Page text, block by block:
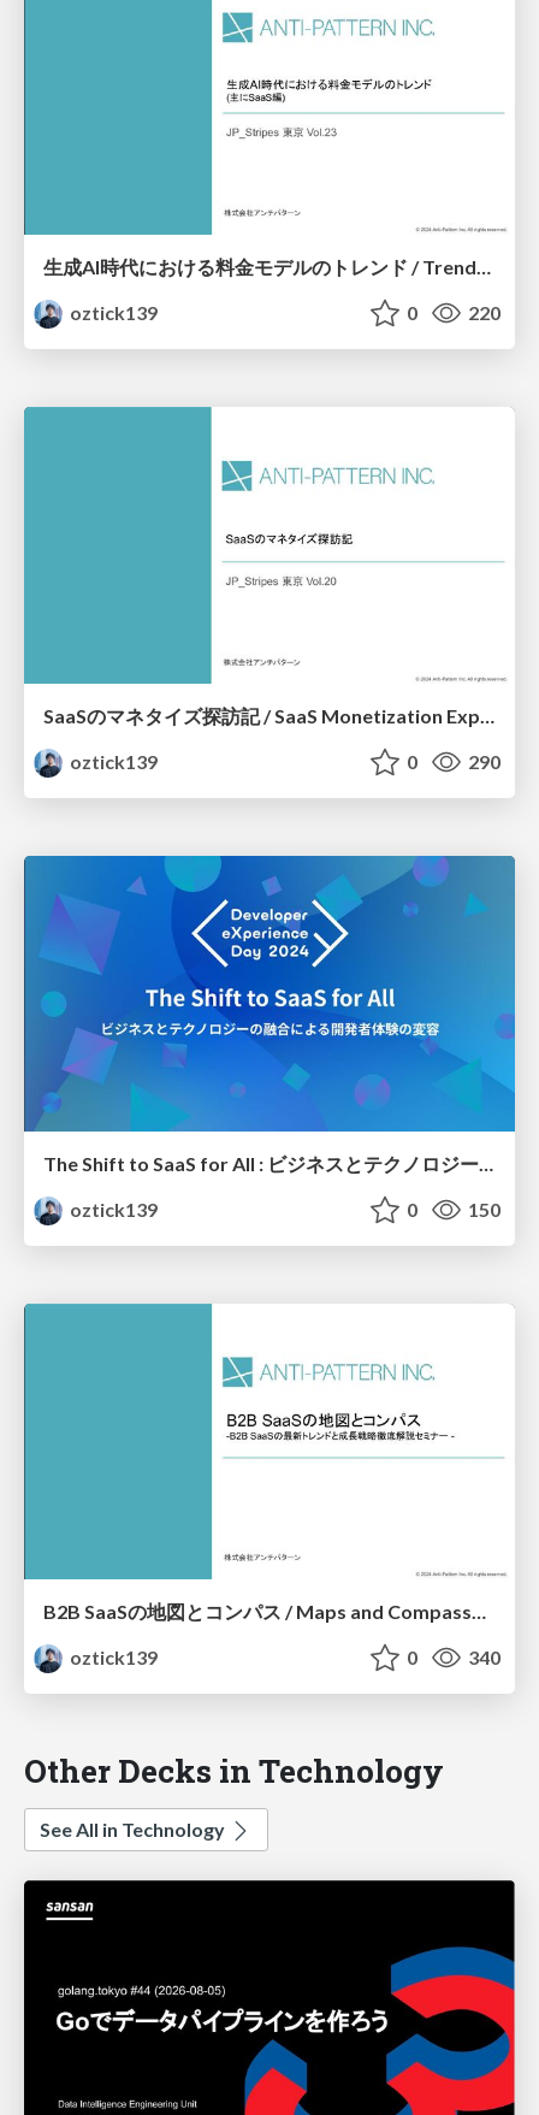
生成AI時代における料金モデルのトレンド / Trends in pricing models in the era of generative AI
oztick139
0 220
oztick139
0 290
The Shift to SaaS for All : ビジネスとテクノロジーの融合による開発者体験の変容 / The Shift to SaaS for All
oztick139
0 150
B2B SaaSの地図とコンパス / Maps and Compasses for B2B SaaS
oztick139
0 340
Other Decks in Technology
See All in Technology